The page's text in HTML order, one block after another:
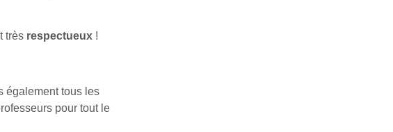
très respectueux !
également tous les
pour tout le